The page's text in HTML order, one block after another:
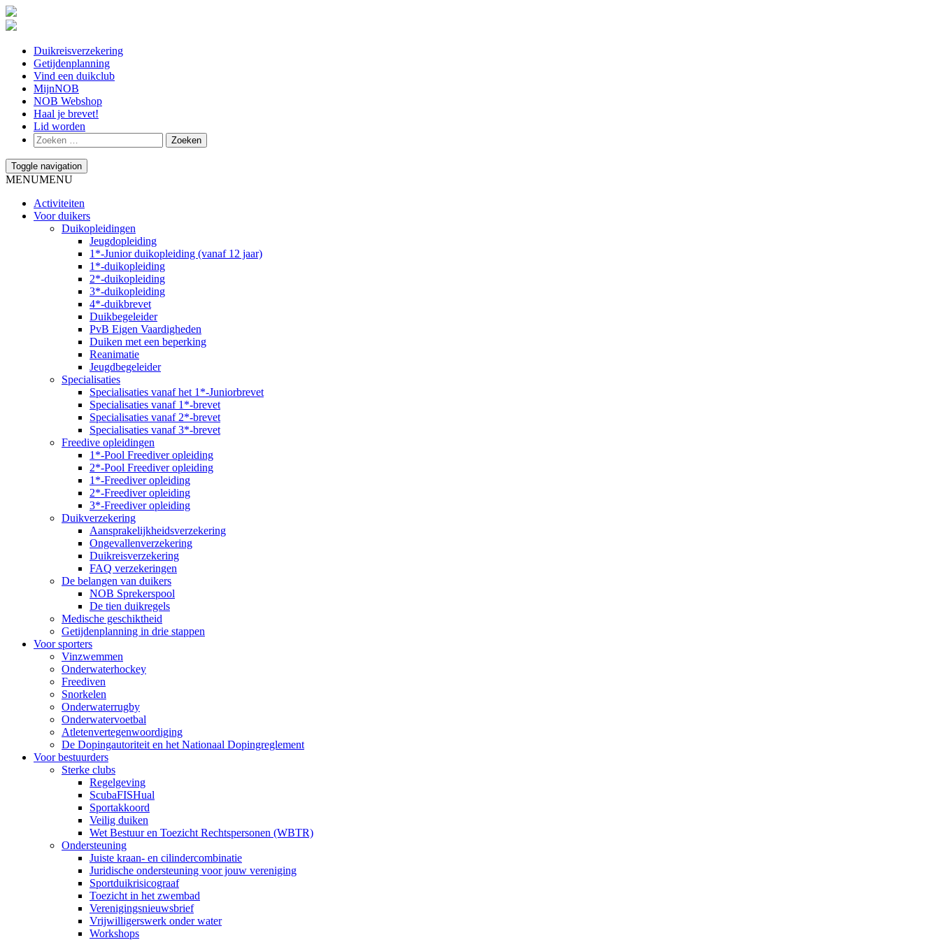
Duikreisverzekering
Getijdenplanning
Vind een duikclub
MijnNOB
NOB Webshop
Haal je brevet!
Lid worden
Toggle navigation
MENUMENU
Activiteiten
Voor duikers
Duikopleidingen
Jeugdopleiding
1*-Junior duikopleiding (vanaf 12 jaar)
1*-duikopleiding
2*-duikopleiding
3*-duikopleiding
4*-duikbrevet
Duikbegeleider
PvB Eigen Vaardigheden
Duiken met een beperking
Reanimatie
Jeugdbegeleider
Specialisaties
Specialisaties vanaf het 1*-Juniorbrevet
Specialisaties vanaf 1*-brevet
Specialisaties vanaf 2*-brevet
Specialisaties vanaf 3*-brevet
Freedive opleidingen
1*-Pool Freediver opleiding
2*-Pool Freediver opleiding
1*-Freediver opleiding
2*-Freediver opleiding
3*-Freediver opleiding
Duikverzekering
Aansprakelijkheidsverzekering
Ongevallenverzekering
Duikreisverzekering
FAQ verzekeringen
De belangen van duikers
NOB Sprekerspool
De tien duikregels
Medische geschiktheid
Getijdenplanning in drie stappen
Voor sporters
Vinzwemmen
Onderwaterhockey
Freediven
Snorkelen
Onderwaterrugby
Onderwatervoetbal
Atletenvertegenwoordiging
De Dopingautoriteit en het Nationaal Dopingreglement
Voor bestuurders
Sterke clubs
Regelgeving
ScubaFISHual
Sportakkoord
Veilig duiken
Wet Bestuur en Toezicht Rechtspersonen (WBTR)
Ondersteuning
Juiste kraan- en cilindercombinatie
Juridische ondersteuning voor jouw vereniging
Sportduikrisicograaf
Toezicht in het zwembad
Verenigingsnieuwsbrief
Vrijwilligerswerk onder water
Workshops